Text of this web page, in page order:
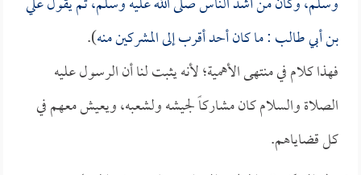
بن أبي طالب: ما كان أحد أقرب إلى المشركين منه).
فهذا كلام في منتهى الأهمية؛ لأنه يثبت لنا أن الرسول عليه
الصلاة والسلام كان مشاركاً لجيشه ولشعبه، ويعيش معهم في
كل قضاياهم.